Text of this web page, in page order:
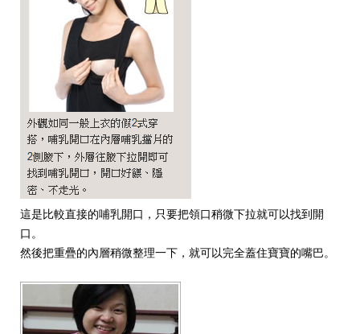
這是比較直接的哺乳開口，只要把領口稍微下拉就可以找到開
口。
然後把重疊的內層稍微整理一下，就可以完全蓋住寶寶的嘴巴。